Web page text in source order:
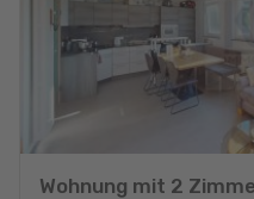
Wohnung mit 2